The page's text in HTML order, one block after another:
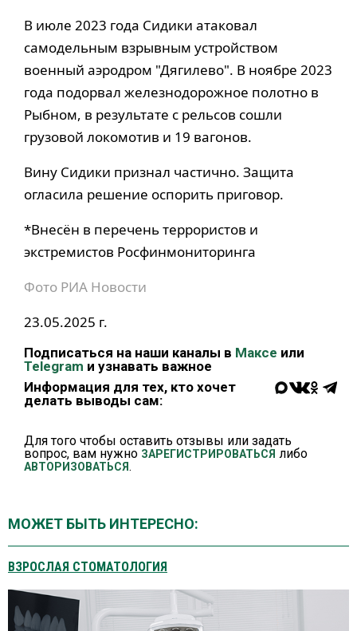
В июле 2023 года Сидики атаковал
самодельным взрывным устройствoм
военный аэродром "Дягилево". В ноябре 2023
года подорвал железнодорожное полотно в
Рыбном, в результате с рельсов сошли
грузовой локомотив и 19 вагонов.
Вину Сидики признал частично. Защита
огласила решение оспорить приговор.
*Внесён в перечень террористов и
экстремистов Росфинмониторинга
Фото РИА Новости
23.05.2025 г.
Подписаться на наши каналы в Максе или
Telegram и узнавать важное
Информация для тех, кто хочет
делать выводы сам:
Для того чтобы оставить отзывы или задать
вопрос, вам нужно ЗАРЕГИСТРИРОВАТЬСЯ либо
АВТОРИЗОВАТЬСЯ.
МОЖЕТ БЫТЬ ИНТЕРЕСНО:
ВЗРОСЛАЯ СТОМАТОЛОГИЯ